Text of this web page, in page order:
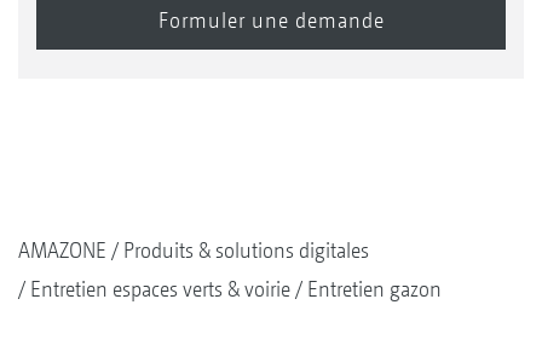
AMAZONE
Produits & solutions digitales
Entretien espaces verts & voirie
Entretien gazon